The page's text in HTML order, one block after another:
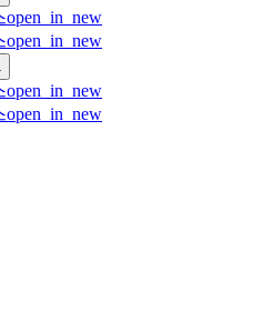
open_in_new
open_in_new
open_in_new
open_in_new